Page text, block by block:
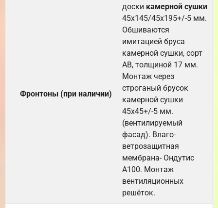
Фронтоны (при наличии)
доски камерной сушки
45х145/45х195+/-5 мм.
Обшиваются
имитацией бруса
камерной сушки, сорт
АВ, толщиной 17 мм.
Монтаж через
строганый брусок
камерной сушки
45х45+/-5 мм.
(вентилируемый
фасад). Влаго-
ветрозащитная
мембрана- Ондутис
А100. Монтаж
вентиляционных
решёток.